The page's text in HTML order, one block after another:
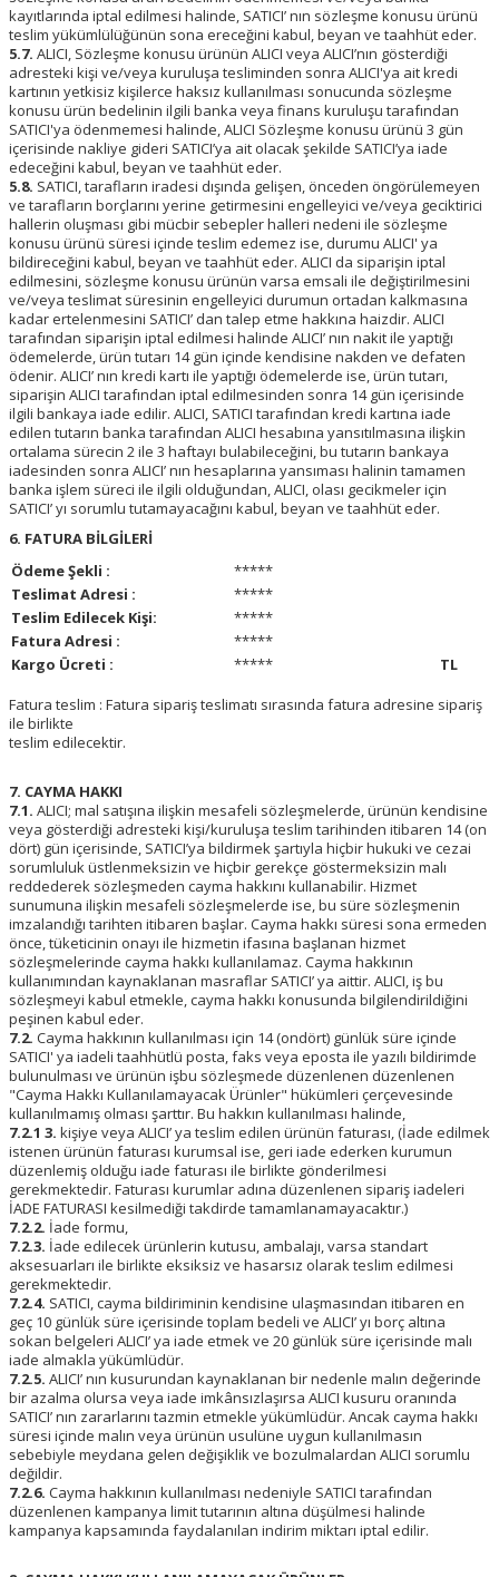
kayıtlarında iptal edilmesi halinde, SATICI’ nın sözleşme konusu ürünü
teslim yükümlülüğünün sona ereceğini kabul, beyan ve taahhüt eder.
5.7. ALICI, Sözleşme konusu ürünün ALICI veya ALICI’nın gösterdiği
adresteki kişi ve/veya kuruluşa tesliminden sonra ALICI'ya ait kredi
kartının yetkisiz kişilerce haksız kullanılması sonucunda sözleşme
konusu ürün bedelinin ilgili banka veya finans kuruluşu tarafından
SATICI'ya ödenmemesi halinde, ALICI Sözleşme konusu ürünü 3 gün
içerisinde nakliye gideri SATICI’ya ait olacak şekilde SATICI’ya iade
edeceğini kabul, beyan ve taahhüt eder.
5.8. SATICI, tarafların iradesi dışında gelişen, önceden öngörülemeyen
ve tarafların borçlarını yerine getirmesini engelleyici ve/veya geciktirici
hallerin oluşması gibi mücbir sebepler halleri nedeni ile sözleşme
konusu ürünü süresi içinde teslim edemez ise, durumu ALICI' ya
bildireceğini kabul, beyan ve taahhüt eder. ALICI da siparişin iptal
edilmesini, sözleşme konusu ürünün varsa emsali ile değiştirilmesini
ve/veya teslimat süresinin engelleyici durumun ortadan kalkmasına
kadar ertelenmesini SATICI’ dan talep etme hakkına haizdir. ALICI
tarafından siparişin iptal edilmesi halinde ALICI’ nın nakit ile yaptığı
ödemelerde, ürün tutarı 14 gün içinde kendisine nakden ve defaten
ödenir. ALICI’ nın kredi kartı ile yaptığı ödemelerde ise, ürün tutarı,
siparişin ALICI tarafından iptal edilmesinden sonra 14 gün içerisinde
ilgili bankaya iade edilir. ALICI, SATICI tarafından kredi kartına iade
edilen tutarın banka tarafından ALICI hesabına yansıtılmasına ilişkin
ortalama sürecin 2 ile 3 haftayı bulabileceğini, bu tutarın bankaya
iadesinden sonra ALICI’ nın hesaplarına yansıması halinin tamamen
banka işlem süreci ile ilgili olduğundan, ALICI, olası gecikmeler için
SATICI’ yı sorumlu tutamayacağını kabul, beyan ve taahhüt eder.
6. FATURA BİLGİLERİ
Ödeme Şekli :
*****
Teslimat Adresi :
*****
Teslim Edilecek Kişi:
*****
Fatura Adresi :
*****
Kargo Ücreti :
*****
TL
Fatura teslim : Fatura sipariş teslimatı sırasında fatura adresine sipariş
ile birlikte
teslim edilecektir.
7. CAYMA HAKKI
7.1. ALICI; mal satışına ilişkin mesafeli sözleşmelerde, ürünün kendisine
veya gösterdiği adresteki kişi/kuruluşa teslim tarihinden itibaren 14 (on
dört) gün içerisinde, SATICI’ya bildirmek şartıyla hiçbir hukuki ve cezai
sorumluluk üstlenmeksizin ve hiçbir gerekçe göstermeksizin malı
reddederek sözleşmeden cayma hakkını kullanabilir. Hizmet
sunumuna ilişkin mesafeli sözleşmelerde ise, bu süre sözleşmenin
imzalandığı tarihten itibaren başlar. Cayma hakkı süresi sona ermeden
önce, tüketicinin onayı ile hizmetin ifasına başlanan hizmet
sözleşmelerinde cayma hakkı kullanılamaz. Cayma hakkının
kullanımından kaynaklanan masraflar SATICI’ ya aittir. ALICI, iş bu
sözleşmeyi kabul etmekle, cayma hakkı konusunda bilgilendirildiğini
peşinen kabul eder.
7.2. Cayma hakkının kullanılması için 14 (ondört) günlük süre içinde
SATICI' ya iadeli taahhütlü posta, faks veya eposta ile yazılı bildirimde
bulunulması ve ürünün işbu sözleşmede düzenlenen düzenlenen
"Cayma Hakkı Kullanılamayacak Ürünler" hükümleri çerçevesinde
kullanılmamış olması şarttır. Bu hakkın kullanılması halinde,
7.2.1 3. kişiye veya ALICI’ ya teslim edilen ürünün faturası, (İade edilmek
istenen ürünün faturası kurumsal ise, geri iade ederken kurumun
düzenlemiş olduğu iade faturası ile birlikte gönderilmesi
gerekmektedir. Faturası kurumlar adına düzenlenen sipariş iadeleri
İADE FATURASI kesilmediği takdirde tamamlanamayacaktır.)
7.2.2. İade formu,
7.2.3. İade edilecek ürünlerin kutusu, ambalajı, varsa standart
aksesuarları ile birlikte eksiksiz ve hasarsız olarak teslim edilmesi
gerekmektedir.
7.2.4. SATICI, cayma bildiriminin kendisine ulaşmasından itibaren en
geç 10 günlük süre içerisinde toplam bedeli ve ALICI’ yı borç altına
sokan belgeleri ALICI’ ya iade etmek ve 20 günlük süre içerisinde malı
iade almakla yükümlüdür.
7.2.5. ALICI’ nın kusurundan kaynaklanan bir nedenle malın değerinde
bir azalma olursa veya iade imkânsızlaşırsa ALICI kusuru oranında
SATICI’ nın zararlarını tazmin etmekle yükümlüdür. Ancak cayma hakkı
süresi içinde malın veya ürünün usulüne uygun kullanılmasın
sebebiyle meydana gelen değişiklik ve bozulmalardan ALICI sorumlu
değildir.
7.2.6. Cayma hakkının kullanılması nedeniyle SATICI tarafından
düzenlenen kampanya limit tutarının altına düşülmesi halinde
kampanya kapsamında faydalanılan indirim miktarı iptal edilir.